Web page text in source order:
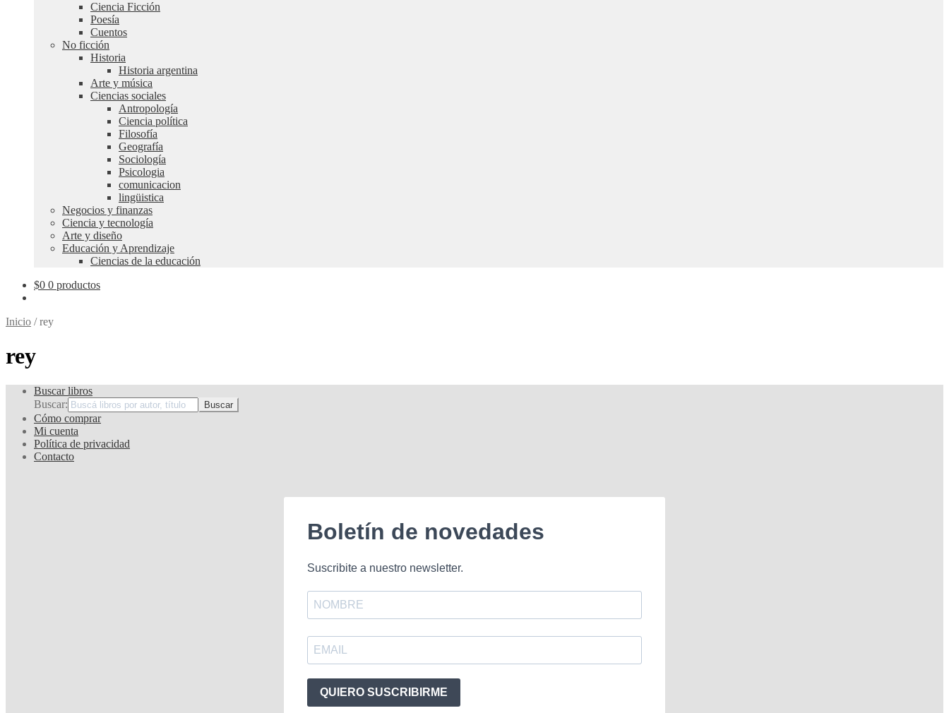
Ciencia Ficción
Poesía
Cuentos
No ficción
Historia
Historia argentina
Arte y música
Ciencias sociales
Antropología
Ciencia política
Filosofía
Geografía
Sociología
Psicologia
comunicacion
lingüistica
Negocios y finanzas
Ciencia y tecnología
Arte y diseño
Educación y Aprendizaje
Ciencias de la educación
$0 0 productos
Inicio /rey
rey
Buscar libros
Buscar:
Cómo comprar
Mi cuenta
Política de privacidad
Contacto
Boletín de novedades
Suscribite a nuestro newsletter.
QUIERO SUSCRIBIRME